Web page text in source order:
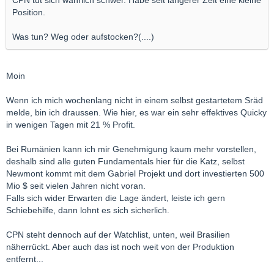
Position.
Was tun? Weg oder aufstocken?(....)
Moin
Wenn ich mich wochenlang nicht in einem selbst gestartetem Sräd
melde, bin ich draussen. Wie hier, es war ein sehr effektives Quicky
in wenigen Tagen mit 21 % Profit.
Bei Rumänien kann ich mir Genehmigung kaum mehr vorstellen,
deshalb sind alle guten Fundamentals hier für die Katz, selbst
Newmont kommt mit dem Gabriel Projekt und dort investierten 500
Mio $ seit vielen Jahren nicht voran.
Falls sich wider Erwarten die Lage ändert, leiste ich gern
Schiebehilfe, dann lohnt es sich sicherlich.
CPN steht dennoch auf der Watchlist, unten, weil Brasilien
näherrückt. Aber auch das ist noch weit von der Produktion
entfernt...